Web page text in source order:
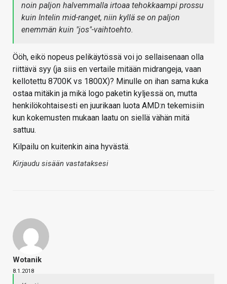
noin paljon halvemmalla irtoaa tehokkaampi prossu
kuin Intelin mid-ranget, niin kyllä se on paljon
enemmän kuin "jos"-vaihtoehto.
Ööh, eikö nopeus pelikäytössä voi jo sellaisenaan olla
riittävä syy (ja siis en vertaile mitään midrangeja, vaan
kellotettu 8700K vs 1800X)? Minulle on ihan sama kuka
ostaa mitäkin ja mikä logo paketin kyljessä on, mutta
henkilökohtaisesti en juurikaan luota AMD:n tekemisiin
kun kokemusten mukaan laatu on siellä vähän mitä
sattuu.
Kilpailu on kuitenkin aina hyvästä.
Kirjaudu sisään vastataksesi
Wotanik
8.1.2018